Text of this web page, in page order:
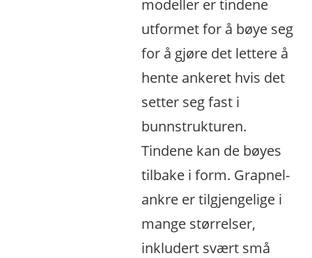
modeller er tindene
utformet for å bøye seg
for å gjøre det lettere å
hente ankeret hvis det
setter seg fast i
bunnstrukturen.
Tindene kan de bøyes
tilbake i form. Grapnel-
ankre er tilgjengelige i
mange størrelser,
inkludert svært små